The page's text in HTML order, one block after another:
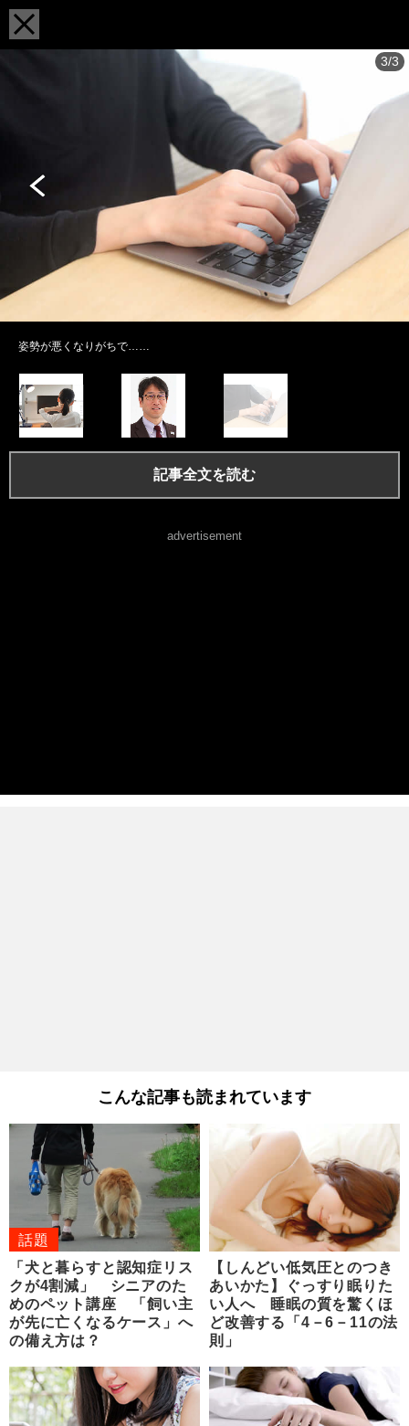
3/3
姿勢が悪くなりがちで……
記事全文を読む
advertisement
こんな記事も読まれています
話題
「犬と暮らすと認知症リス
クが4割減」 シニアのた
めのペット講座 「飼い主
が先に亡くなるケース」へ
の備え方は？
【しんどい低気圧とのつき
あいかた】ぐっすり眠りた
い人へ 睡眠の質を驚くほ
ど改善する「4－6－11の法
則」